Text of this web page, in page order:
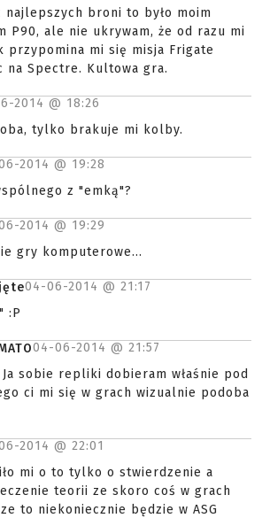
najlepszych broni to było moim
P90, ale nie ukrywam, że od razu mi
przypomina mi się misja Frigate
na Spectre. Kultowa gra.
2014 @ 18:26
tylko brakuje mi kolby.
2014 @ 19:28
z "emką"?
2014 @ 19:29
gry komputerowe...
04-06-2014 @ 21:17
:P
04-06-2014 @ 21:57
sobie repliki dobieram właśnie pod
ci mi się w grach wizualnie podoba
2014 @ 22:01
mi o to tylko o stwierdzenie a
teorii ze skoro coś w grach
to niekoniecznie będzie w ASG